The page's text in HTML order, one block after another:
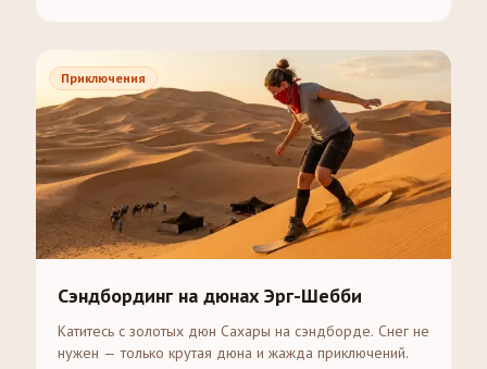
Приключения
Сэндбординг на дюнах Эрг-Шебби
Катитесь с золотых дюн Сахары на сэндборде. Снег не
нужен — только крутая дюна и жажда приключений.